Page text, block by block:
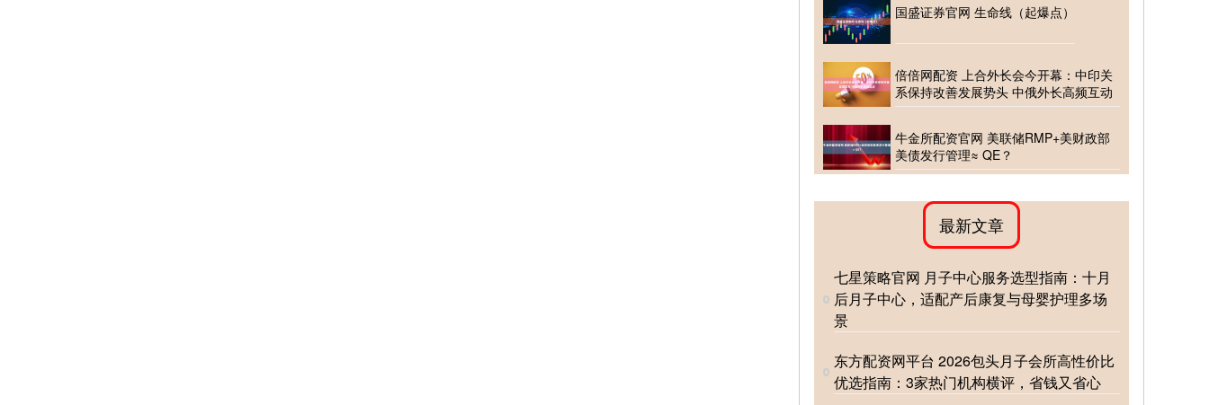
国盛证券官网 生命线（起爆点）
倍倍网配资 上合外长会今开幕：中印关
系保持改善发展势头 中俄外长高频互动
牛金所配资官网 美联储RMP+美财政部
美债发行管理≈ QE？
最新文章
七星策略官网 月子中心服务选型指南：十月
后月子中心，适配产后康复与母婴护理多场
景
东方配资网平台 2026包头月子会所高性价比
优选指南：3家热门机构横评，省钱又省心